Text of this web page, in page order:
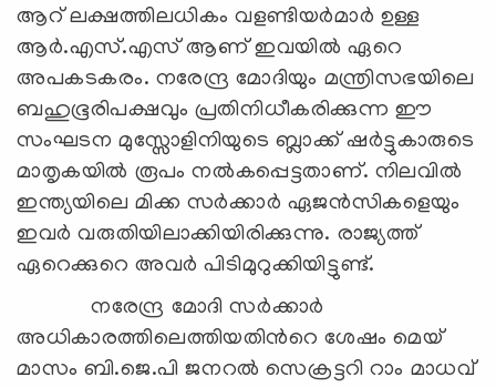
ആറ് ലക്ഷത്തിലധികം വളണ്ടിയര്‍മാര്‍ ഉള്ള
ആര്‍.എസ്.എസ് ആണ് ഇവയില്‍ ഏറെ
അപകടകരം. നരേന്ദ്ര മോദിയും മന്ത്രിസഭയിലെ
ബഹുഭൂരിപക്ഷവും പ്രതിനിധീകരിക്കുന്ന ഈ
സംഘടന മുസ്സോളിനിയുടെ ബ്ലാക്ക് ഷര്‍ട്ടുകാരുടെ
മാതൃകയില്‍ രൂപം നല്‍കപ്പെട്ടതാണ്. നിലവില്‍
ഇന്ത്യയിലെ മിക്ക സര്‍ക്കാര്‍ ഏജന്‍സികളെയും
ഇവര്‍ വരുതിയിലാക്കിയിരിക്കുന്നു. രാജ്യത്ത്
ഏറെക്കുറെ അവര്‍ പിടിമുറുക്കിയിട്ടുണ്ട്.
നരേന്ദ്ര മോദി സര്‍ക്കാര്‍
അധികാരത്തിലെത്തിയതിന്‍റെ ശേഷം മെയ്
മാസം ബി.ജെ.പി ജനറല്‍ സെക്രട്ടറി റാം മാധവ്